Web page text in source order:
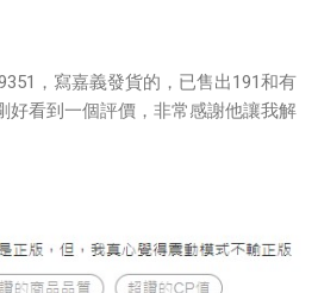
，寫嘉義發貨的，已售出191和有
好看到一個評價，非常感謝他讓我解